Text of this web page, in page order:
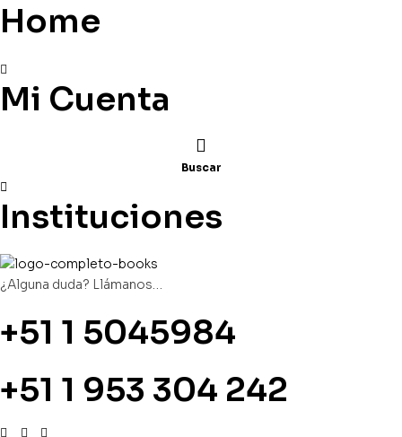
Home
Mi Cuenta
Buscar
Instituciones
¿Alguna duda? Llámanos…
+51 1 5045984
+51 1 953 304 242